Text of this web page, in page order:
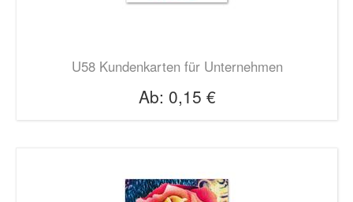
U58 Kundenkarten für Unternehmen
Ab: 0,15 €